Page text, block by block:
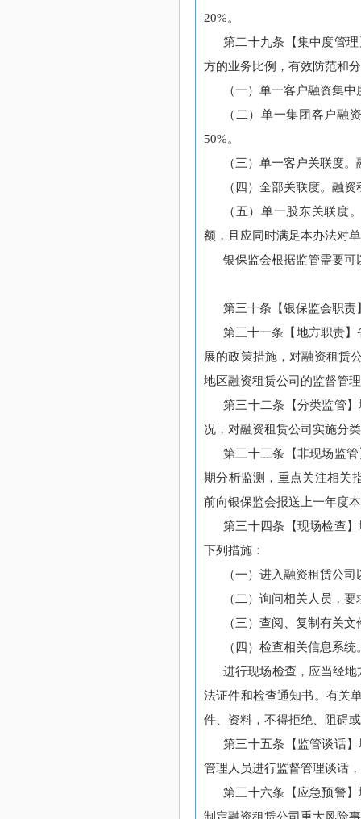
20%。
第二十九条【集中度管
方的业务比例，有效防范和
（一）单一客户融资集
（二）单一集团客户融
50%。
（三）单一客户关联度
（四）全部关联度。融
（五）单一股东关联度
额，且应同时满足本办法对
银保监会根据监管需要
第三十条【银保监会职
第三十一条【地方职责
展的政策措施，对融资租赁
地区融资租赁公司的监督管
第三十二条【分类监管
况，对融资租赁公司实施分
第三十三条【非现场监
期分析监测，重点关注相关
前向银保监会报送上一年度
第三十四条【现场检查
下列措施：
（一）进入融资租赁公
（二）询问相关人员，
（三）查阅、复制有关
（四）检查相关信息系统
进行现场检查，应当经
法证件和检查通知书。有关
件、资料，不得拒绝、阻碍
第三十五条【监管谈话
管理人员进行监督管理谈话
第三十六条【应急预警